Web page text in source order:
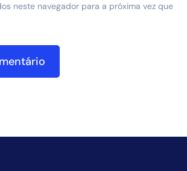
neste navegador para a próxima vez que